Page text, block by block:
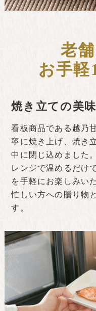
老
お手軽
焼き立ての美
看板商品である越乃
寧に焼き上げ、焼き
中に閉じ込めました。
レンジで温めるだけ
を手軽にお楽しみい
忙しい方への贈り物
す。